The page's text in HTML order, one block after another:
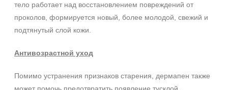
тело работает над восстановлением повреждений от
проколов, формируется новый, более молодой, свежий и
подтянутый слой кожи.
Антивозрастной уход
Помимо устранения признаков старения, дермапен также